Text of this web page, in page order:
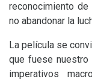
reconocimiento
no abandonar la
La película se
que fuese nuestro
imperativos